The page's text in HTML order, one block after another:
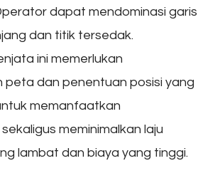
dapat mendominasi garis
dan titik tersedak.
ini memerlukan
peta dan penentuan posisi yang
memanfaatkan
meminimalkan laju
lambat dan biaya yang tinggi.